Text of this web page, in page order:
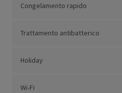
Congelamento rapido
Trattamento antibatterico
Holiday
Wi-Fi